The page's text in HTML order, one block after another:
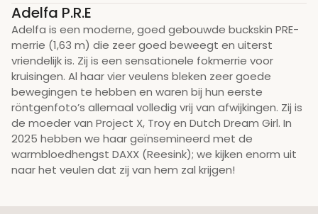
Adelfa P.R.E
Adelfa is een moderne, goed gebouwde buckskin PRE-
merrie (1,63 m) die zeer goed beweegt en uiterst
vriendelijk is. Zij is een sensationele fokmerrie voor
kruisingen. Al haar vier veulens bleken zeer goede
bewegingen te hebben en waren bij hun eerste
röntgenfoto’s allemaal volledig vrij van afwijkingen. Zij is
de moeder van Project X, Troy en Dutch Dream Girl. In
2025 hebben we haar geïnsemineerd met de
warmbloedhengst DAXX (Reesink); we kijken enorm uit
naar het veulen dat zij van hem zal krijgen!